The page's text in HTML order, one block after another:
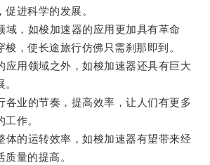
进科学的发展。
，如梭加速器的应用更加具有革命
，使长途旅行仿佛只需刹那即到。
用领域之外，如梭加速器还具有巨大
业的节奏，提高效率，让人们有更多
作。
的运转效率，如梭加速器有望带来经
量的提高。